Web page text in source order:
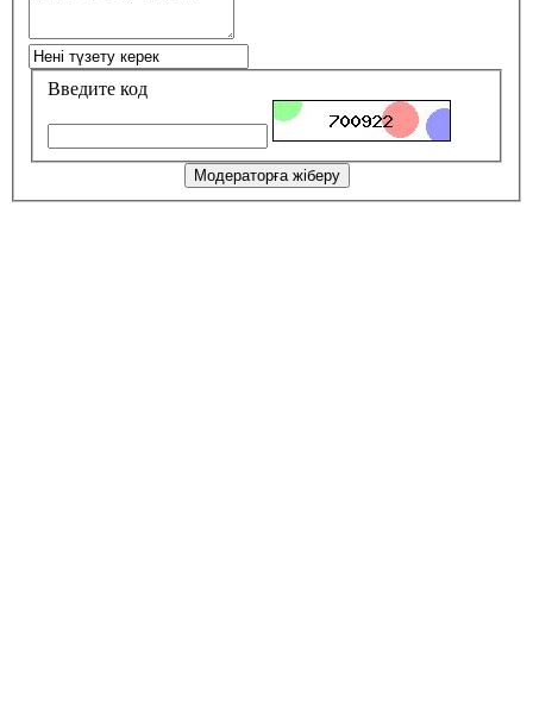
Введите код
Модераторға жіберу